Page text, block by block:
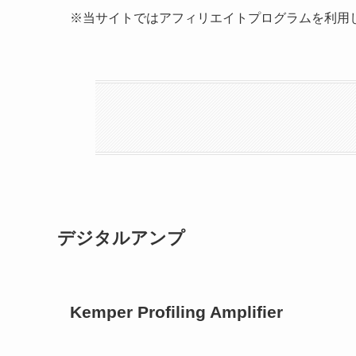
※当サイトではアフィリエイトプログラムを利用
デジタルアンプ
Kemper Profiling Amplifier